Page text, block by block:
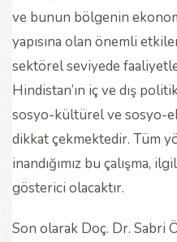
ve bunun bölgenin
yapısına olan önemli
sektörel seviyede
Hindistan’ın iç ve dış
sosyo-kültürel ve sosyo-
dikkat çekmektedir. Tüm
inandığımız bu çalışma,
gösterici olacaktır.
Son olarak Doç. Dr. Sabri